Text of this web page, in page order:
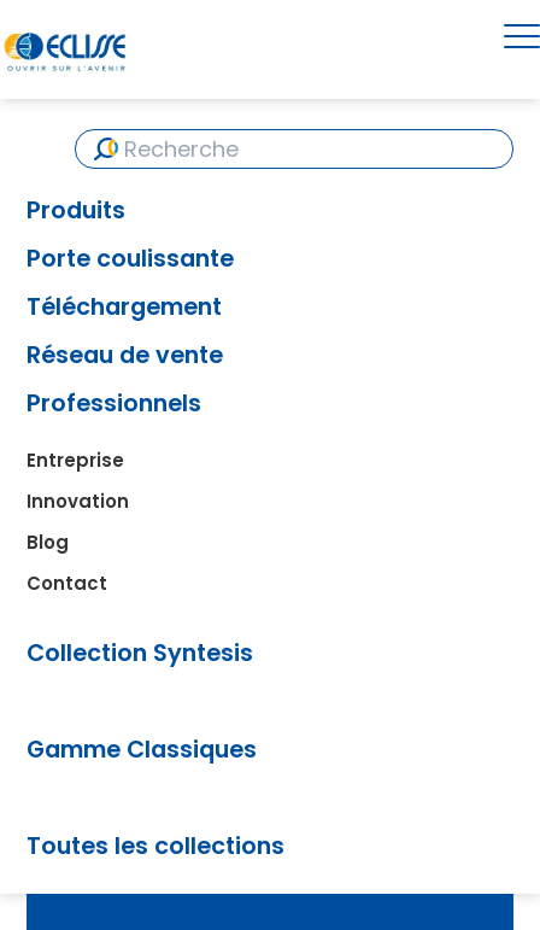
Produits
Porte coulissante
Téléchargement
Réseau de vente
Professionnels
Entreprise
Innovation
Blog
Contact
Collection Syntesis
Gamme Classiques
Toutes les collections